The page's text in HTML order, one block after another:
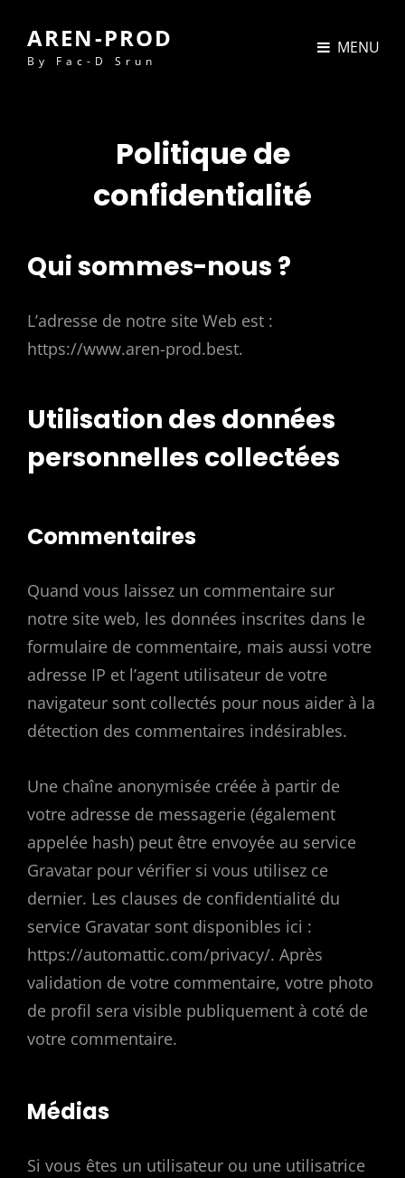
AREN-PROD
By Fac-D Srun
MENU
Politique de
confidentialité
Qui sommes-nous ?
L’adresse de notre site Web est :
https://www.aren-prod.best.
Utilisation des données
personnelles collectées
Commentaires
Quand vous laissez un commentaire sur
notre site web, les données inscrites dans le
formulaire de commentaire, mais aussi votre
adresse IP et l’agent utilisateur de votre
navigateur sont collectés pour nous aider à la
détection des commentaires indésirables.
Une chaîne anonymisée créée à partir de
votre adresse de messagerie (également
appelée hash) peut être envoyée au service
Gravatar pour vérifier si vous utilisez ce
dernier. Les clauses de confidentialité du
service Gravatar sont disponibles ici :
https://automattic.com/privacy/. Après
validation de votre commentaire, votre photo
de profil sera visible publiquement à coté de
votre commentaire.
Médias
Si vous êtes un utilisateur ou une utilisatrice